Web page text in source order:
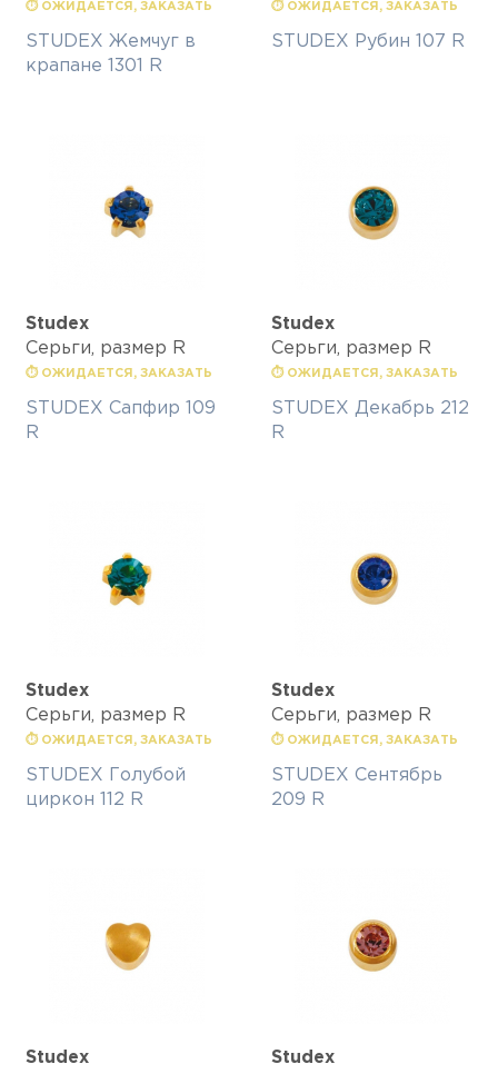
⏱ ОЖИДАЕТСЯ, ЗАКАЗАТЬ
STUDEX Жемчуг в
крапане 1301 R
⏱ ОЖИДАЕТСЯ, ЗАКАЗАТЬ
STUDEX Рубин 107 R
Studex
Серьги, размер R
⏱ ОЖИДАЕТСЯ, ЗАКАЗАТЬ
STUDEX Сапфир 109
R
Studex
Серьги, размер R
⏱ ОЖИДАЕТСЯ, ЗАКАЗАТЬ
STUDEX Декабрь 212
R
Studex
Серьги, размер R
⏱ ОЖИДАЕТСЯ, ЗАКАЗАТЬ
STUDEX Голубой
циркон 112 R
Studex
Серьги, размер R
⏱ ОЖИДАЕТСЯ, ЗАКАЗАТЬ
STUDEX Сентябрь
209 R
Studex Studex